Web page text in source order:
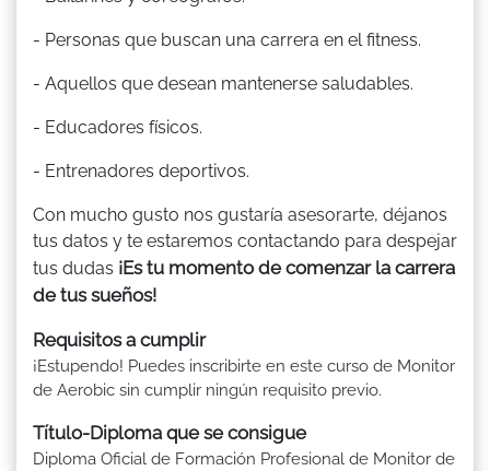
- Personas que buscan una carrera en el fitness.
- Aquellos que desean mantenerse saludables.
- Educadores físicos.
- Entrenadores deportivos.
Con mucho gusto nos gustaría asesorarte, déjanos
tus datos y te estaremos contactando para despejar
tus dudas ¡Es tu momento de comenzar la carrera
de tus sueños!
Requisitos a cumplir
¡Estupendo! Puedes inscribirte en este curso de Monitor
de Aerobic sin cumplir ningún requisito previo.
Título-Diploma que se consigue
Diploma Oficial de Formación Profesional de Monitor de